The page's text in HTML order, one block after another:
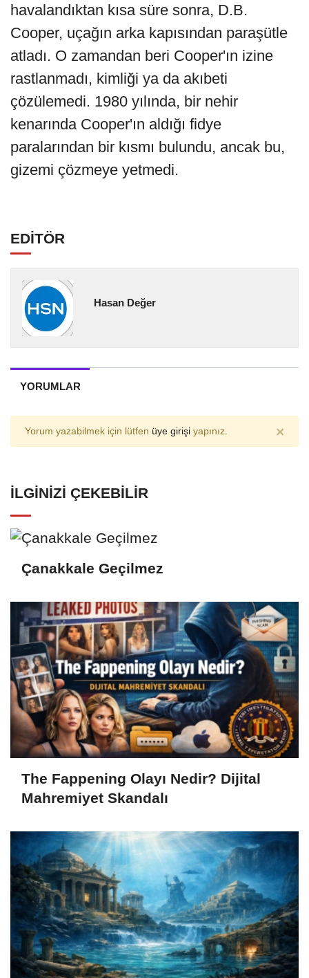
havalandıktan kısa süre sonra, D.B.
Cooper, uçağın arka kapısından paraşütle
atladı. O zamandan beri Cooper'ın izine
rastlanmadı, kimliği ya da akıbeti
çözülemedi. 1980 yılında, bir nehir
kenarında Cooper'ın aldığı fidye
paralarından bir kısmı bulundu, ancak bu,
gizemi çözmeye yetmedi.
EDİTÖR
Hasan Değer
YORUMLAR
Yorum yazabilmek için lütfen üye girişi yapınız. ×
İLGINIZI ÇEKEBILIR
Çanakkale Geçilmez
The Fappening Olayı Nedir? Dijital
Mahremiyet Skandalı